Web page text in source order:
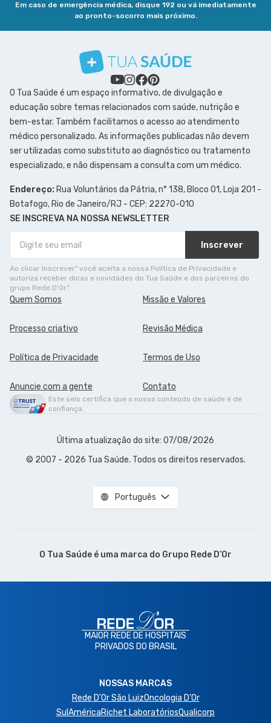
Em caso de emergência médica, disque 192 ou vá imediatamente
ao pronto-socorro mais próximo.
O Tua Saúde é um espaço informativo, de divulgação e
educação sobre temas relacionados com saúde, nutrição e
bem-estar. Também facilitamos o acesso ao atendimento
médico personalizado. As informações publicadas não devem
ser utilizadas como substituto ao diagnóstico ou tratamento
especializado, e não dispensam a consulta com um médico.
Endereço: Rua Voluntários da Pátria, n° 138, Bloco 01, Loja 201 -
Botafogo, Rio de Janeiro/RJ - CEP: 22270-010
SE INSCREVA NA NOSSA NEWSLETTER
Inscrever
Ao clicar Inscrever" você aceita a nossa Política de Privacidade e
autoriza receber dicas e novidades do Tua Saúde e dos parceiros do
grupo Rede D'Or."
Quem Somos Missão e Valores
Processo criativo Revisão Médica
Política de Privacidade Termos de Uso
Anuncie com a gente Contato
Este selo certifica que o nosso conteúdo de saúde é de
confiança.
Última atualização do site: 07/08/2026
© 2007 - 2026 Tua Saúde. Todos os direitos reservados.
Português
O Tua Saúde é uma marca do Grupo Rede D’Or
MAIOR REDE DE HOSPITAIS
PRIVADOS DO BRASIL
NOSSAS MARCAS
Rede D'Or São LuizOncologia D’Or
SulAméricaRichet LaboratóriosQualicorp